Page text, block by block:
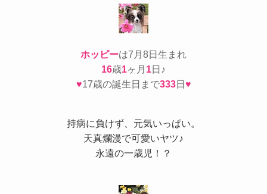
ホッピーは7月8日生まれ
16歳1ヶ月 1日♪
♥17歳の誕生日まで333日♥
持病に負けず、元気いっぱい。
天真爛漫で可愛いヤツ♪
永遠の一歳児！？